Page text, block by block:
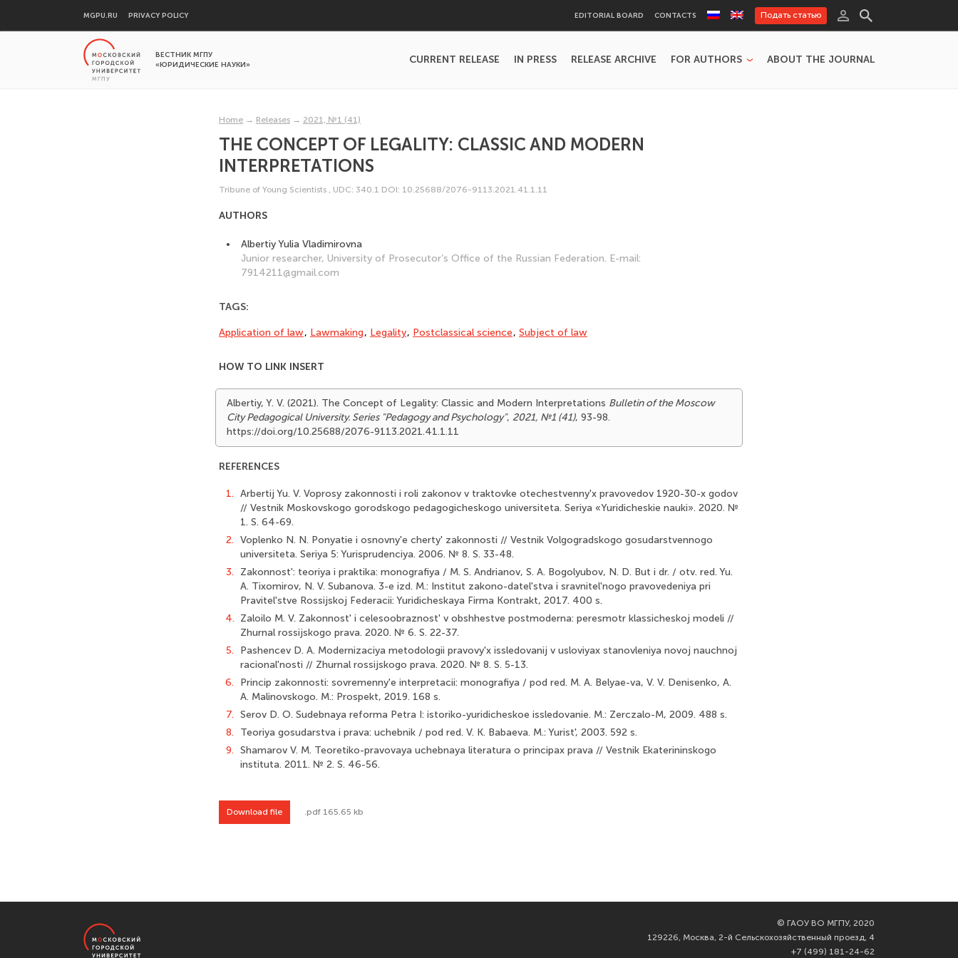
MGPU.RU PRIVACY POLICY EDITORIAL BOARD CONTACTS Подать статью
ВЕСТНИК МГПУ
«ЮРИДИЧЕСКИЕ НАУКИ»
CURRENT RELEASE IN PRESS RELEASE ARCHIVE FOR AUTHORS ABOUT THE JOURNAL
Home → Releases → 2021, №1 (41)
THE CONCEPT OF LEGALITY: CLASSIC AND MODERN
INTERPRETATIONS
Tribune of Young Scientists , UDC: 340.1 DOI: 10.25688/2076-9113.2021.41.1.11
AUTHORS
Albertiy Yulia Vladimirovna
Junior researcher, University of Prosecutor’s Office of the Russian Federation. E-mail:
7914211@gmail.com
TAGS:
Application of law, Lawmaking, Legality, Postclassical science, Subject of law
HOW TO LINK INSERT
Albertiy, Y. V. (2021). The Concept of Legality: Classic and Modern Interpretations Bulletin of the Moscow
City Pedagogical University. Series "Pedagogy and Psychology", 2021, №1 (41), 93-98.
https://doi.org/10.25688/2076-9113.2021.41.1.11
REFERENCES
1. Arbertij Yu. V. Voprosy zakonnosti i roli zakonov v traktovke otechestvenny'x pravovedov 1920-30-x godov
// Vestnik Moskovskogo gorodskogo pedagogicheskogo universiteta. Seriya «Yuridicheskie nauki». 2020. №
1. S. 64-69.
2. Voplenko N. N. Ponyatie i osnovny'e cherty' zakonnosti // Vestnik Volgogradskogo gosudarstvennogo
universiteta. Seriya 5: Yurisprudenciya. 2006. № 8. S. 33-48.
3.
Zakonnost': teoriya i praktika: monografiya / M. S. Andrianov, S. A. Bogolyubov, N. D. But i dr. / otv. red. Yu.
A. Tixomirov, N. V. Subanova. 3-e izd. M.: Institut zakono-datel'stva i sravnitel'nogo pravovedeniya pri
Pravitel'stve Rossijskoj Federacii: Yuridicheskaya Firma Kontrakt, 2017. 400 s.
4. Zaloilo M. V. Zakonnost' i celesoobraznost' v obshhestve postmoderna: peresmotr klassicheskoj modeli //
Zhurnal rossijskogo prava. 2020. № 6. S. 22-37.
5.
Pashencev D. A. Modernizaciya metodologii pravovy'x issledovanij v usloviyax stanovleniya novoj nauchnoj
racional'nosti // Zhurnal rossijskogo prava. 2020. № 8. S. 5-13.
6.
Princip zakonnosti: sovremenny'e interpretacii: monografiya / pod red. M. A. Belyae-va, V. V. Denisenko, A.
A. Malinovskogo. M.: Prospekt, 2019. 168 s.
7. Serov D. O. Sudebnaya reforma Petra I: istoriko-yuridicheskoe issledovanie. M.: Zerczalo-M, 2009. 488 s.
8.
Teoriya gosudarstva i prava: uchebnik / pod red. V. K. Babaeva. M.: Yurist', 2003. 592 s.
9. Shamarov V. M. Teoretiko-pravovaya uchebnaya literatura o principax prava // Vestnik Ekaterininskogo
instituta. 2011. № 2. S. 46-56.
Download file .pdf 165.65 kb
© ГАОУ ВО МГПУ, 2020
129226, Москва, 2-й Сельскохозяйственный проезд, 4
+7 (499) 181-24-62